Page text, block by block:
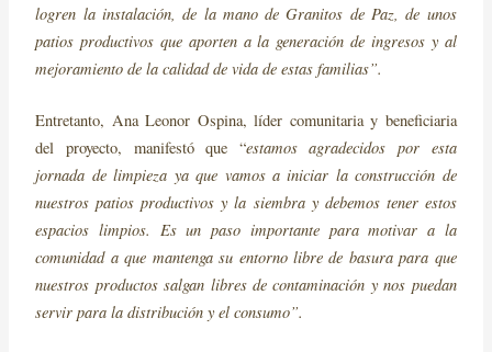
logren la instalación, de la mano de Granitos de Paz, de unos
patios productivos que aporten a la generación de ingresos y al
mejoramiento de la calidad de vida de estas familias”.
Entretanto, Ana Leonor Ospina, líder comunitaria y beneficiaria
del proyecto, manifestó que “estamos agradecidos por esta
jornada de limpieza ya que vamos a iniciar la construcción de
nuestros patios productivos y la siembra y debemos tener estos
espacios limpios. Es un paso importante para motivar a la
comunidad a que mantenga su entorno libre de basura para que
nuestros productos salgan libres de contaminación y nos puedan
servir para la distribución y el consumo”.